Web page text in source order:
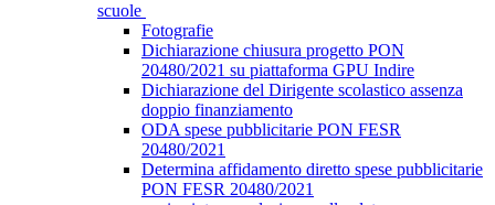
scuole
Fotografie
Dichiarazione chiusura progetto PON
20480/2021 su piattaforma GPU Indire
Dichiarazione del Dirigente scolastico assenza
doppio finanziamento
ODA spese pubblicitarie PON FESR
20480/2021
Determina affidamento diretto spese pubblicitarie
PON FESR 20480/2021